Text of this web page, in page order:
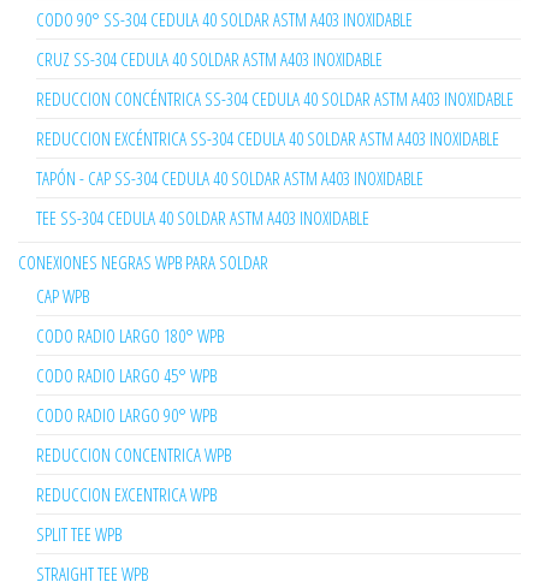
CODO 90° SS-304 CEDULA 40 SOLDAR ASTM A403 INOXIDABLE
CRUZ SS-304 CEDULA 40 SOLDAR ASTM A403 INOXIDABLE
REDUCCION CONCÉNTRICA SS-304 CEDULA 40 SOLDAR ASTM A403 INOXIDABLE
REDUCCION EXCÉNTRICA SS-304 CEDULA 40 SOLDAR ASTM A403 INOXIDABLE
TAPÓN - CAP SS-304 CEDULA 40 SOLDAR ASTM A403 INOXIDABLE
TEE SS-304 CEDULA 40 SOLDAR ASTM A403 INOXIDABLE
CONEXIONES NEGRAS WPB PARA SOLDAR
CAP WPB
CODO RADIO LARGO 180° WPB
CODO RADIO LARGO 45° WPB
CODO RADIO LARGO 90° WPB
REDUCCION CONCENTRICA WPB
REDUCCION EXCENTRICA WPB
SPLIT TEE WPB
STRAIGHT TEE WPB